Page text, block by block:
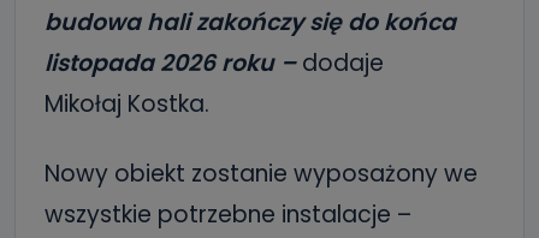
budowa hali zakończy się do końca
listopada 2026 roku – dodaje
Mikołaj Kostka.
Nowy obiekt zostanie wyposażony we
wszystkie potrzebne instalacje –